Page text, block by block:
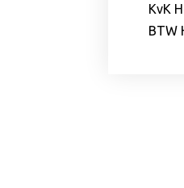
KvK
BTW